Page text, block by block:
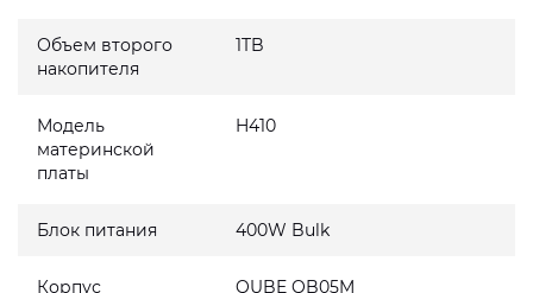
Объем второго
накопителя
1TB
Модель
материнской
платы
H410
Блок питания 400W Bulk
Корпус QUBE QB05M